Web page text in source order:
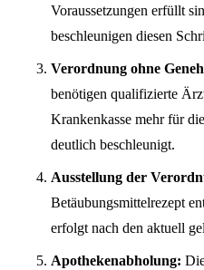
Voraussetzungen erfüllt
beschleunigen diesen
Verordnung ohne
benötigen qualifizierte
Krankenkasse mehr für
deutlich beschleunigt.
Ausstellung der
Betäubungsmittelrezept
erfolgt nach den aktuell
Apothekenabholung: